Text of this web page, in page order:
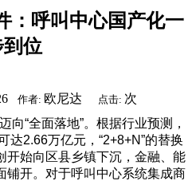
：呼叫中心国产化一
位
作者: 欧尼达 点击: 次
“全面落地”。根据行业预测，
达2.66万亿元，“2+8+N”的替换
开始向区县乡镇下沉，金融、能
铺开。对于呼叫中心系统集成商